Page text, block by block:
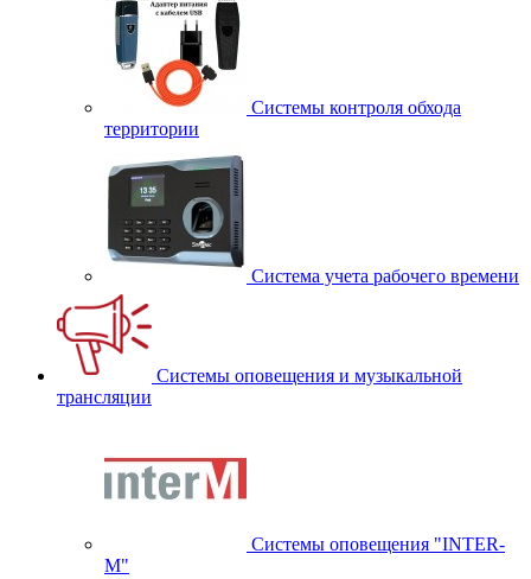
Системы контроля обхода
территории
Система учета рабочего времени
Системы оповещения и музыкальной
трансляции
Системы оповещения "INTER-
M"